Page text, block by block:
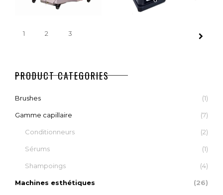
€
1 2 3
PRODUCT CATEGORIES
Brushes (1)
Gamme capillaire (7)
Conditionneurs (2)
Sérums (1)
Shampoings (4)
Machines esthétiques (26)